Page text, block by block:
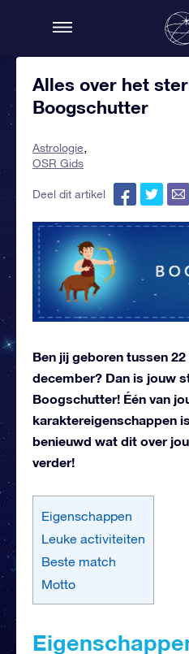
Alles over het
Boogschutter
Astrologie
OSR Gids
Deel dit artikel
Ben jij geboren tussen
december? Dan is jouw
Boogschutter! Één van
karaktereigenschappen
benieuwd wat dit over
verder!
Eigenschappen
Leuke activiteiten
Beste match
Motto